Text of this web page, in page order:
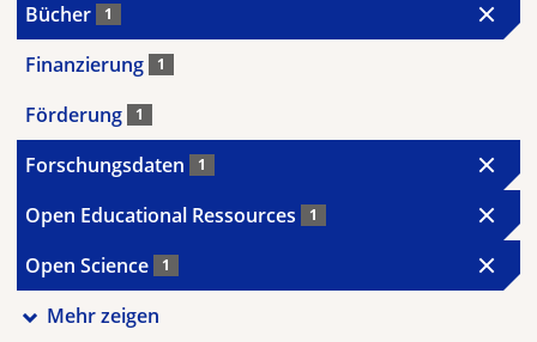
Bücher 1
Finanzierung 1
Förderung 1
Forschungsdaten 1
Open Educational Ressources 1
Open Science 1
Mehr zeigen